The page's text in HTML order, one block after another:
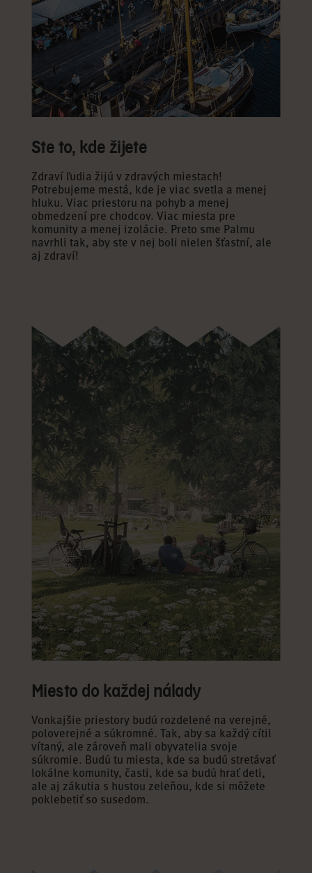
Verejné priestory
Pri tvorbe mesta sa príliš často myslí na autá
a budovy a zabúda sa pritom na človeka a jeho
pohybuje by však mali byť na prvom mieste.
okraj areálu, takže v jeho centre zostalo viac miesta
na príjemné uličky, námestia a zákutia, v ktorých
budete radi tráviť čas, či už máte osem alebo
osemdesiat rokov. Chceme vytvoriť príjemné verejné
priestory, kde sa vedľa seba zmestí pár na
prechádzke, mamička s kočíkom a pán s košíkom
jabĺk. Kde stromy vrhajú tieň a ľudia sú na prvom
Ste to, kde žijete
Zdraví ľudia žijú v zdravých miestach!
Potrebujeme mestá, kde je viac svetla a menej
hluku. Viac priestoru na pohyb a menej
obmedzení pre chodcov. Viac miesta pre
komunity a menej izolácie. Preto sme Palmu
navrhli tak, aby ste v nej boli nielen šťastní, ale
aj zdraví!
Miesto do každej nálady
Vonkajšie priestory budú rozdelené na verejné,
poloverejné a súkromné. Tak, aby sa každý cítil
vítaný, ale zároveň mali obyvatelia svoje
súkromie. Budú tu miesta, kde sa budú stretávať
lokálne komunity, časti, kde sa budú hrať deti,
ale aj zákutia s hustou zeleňou, kde si môžete
poklebetiť so susedom.